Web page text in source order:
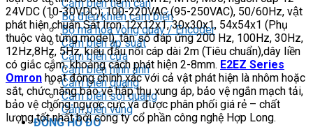
Cảm biến tiệm cận
Bộ điều khiển cảm biến
Bộ mã hóa vòng quay / Encoder
Cảm biến áp suất
Cảm biến cửa
Cảm biến hình ảnh
Cảm biến quang
Cảm biến sợi quang
Cảm biến vùng
ĐỒNG HỒ ĐO
24VDC (10-30VDC); 100-220VAC (95-250VAC), 50/60Hz, vật
phát hiện chuẩn Sắt Iron 12x12x1, 30x30x1, 54x54x1 (Phụ
thuộc vào từng model), tần số đáp ứng 200 Hz, 100Hz, 30Hz,
12Hz,8Hz, 5Hz, kiểu đấu nối cáp dài 2m (Tiêu chuẩn),dây liền
có giắc cắm, khoảng cách phát hiện 2-8mm. E2EZ Series
Omron hoạt động chính xác với cả vật phát hiện là nhôm hoặc
sắt, chức năng bảo vệ hấp thụ xung áp, bảo vệ ngắn mạch tải,
bảo vệ chống ngược cực và được phân phối giá rẻ – chất
lượng tốt nhất bởi công ty cổ phần công nghệ Hợp Long.